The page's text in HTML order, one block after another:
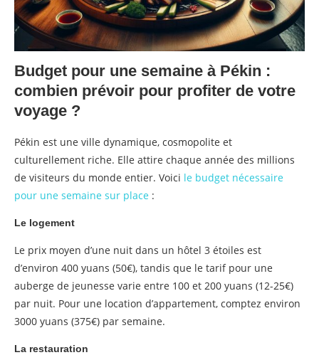
Budget pour une semaine à Pékin :
combien prévoir pour profiter de votre
voyage ?
Pékin est une ville dynamique, cosmopolite et
culturellement riche. Elle attire chaque année des millions
de visiteurs du monde entier. Voici le budget nécessaire
pour une semaine sur place :
Le logement
Le prix moyen d’une nuit dans un hôtel 3 étoiles est
d’environ 400 yuans (50€), tandis que le tarif pour une
auberge de jeunesse varie entre 100 et 200 yuans (12-25€)
par nuit. Pour une location d’appartement, comptez environ
3000 yuans (375€) par semaine.
La restauration